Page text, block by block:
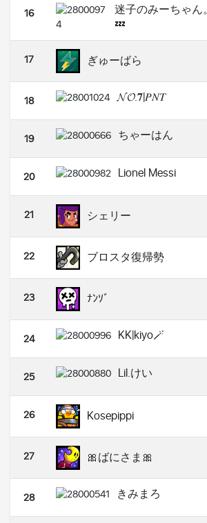
16
迷子のみーちゃん。
💤
17 ぎゅーばら
18 𝓝𝓞.𝟕|𝑃𝑁𝑇
19 ちゃーはん
20 Lionel Messi
21 シェリー
22 ブロスタ復帰勢
23 ﾅﾝｿﾞ
24 KK|kiyo🪄
25 Lil.けい
26 Kosepippi
27 🎀ばにさま🎀
28 きみまろ